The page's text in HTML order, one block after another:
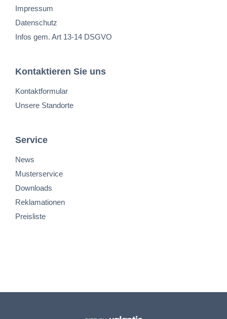
Impressum
Datenschutz
Infos gem. Art 13-14 DSGVO
Kontaktieren Sie uns
Kontaktformular
Unsere Standorte
Service
News
Musterservice
Downloads
Reklamationen
Preisliste